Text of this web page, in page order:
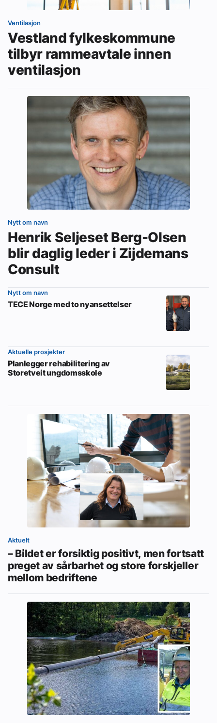
Ventilasjon
Vestland fylkeskommune
tilbyr rammeavtale innen
ventilasjon
Nytt om navn
Henrik Seljeset Berg-Olsen
blir daglig leder i Zijdemans
Consult
Nytt om navn
TECE Norge med to nyansettelser
Aktuelle prosjekter
Planlegger rehabilitering av
Storetveit ungdomsskole
Aktuelt
– Bildet er forsiktig positivt, men fortsatt
preget av sårbarhet og store forskjeller
mellom bedriftene